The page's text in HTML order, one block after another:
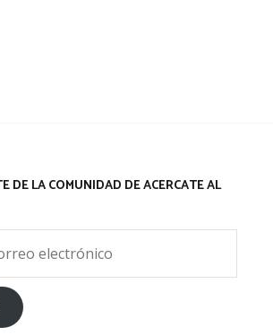
DE LA COMUNIDAD DE ACERCATE AL